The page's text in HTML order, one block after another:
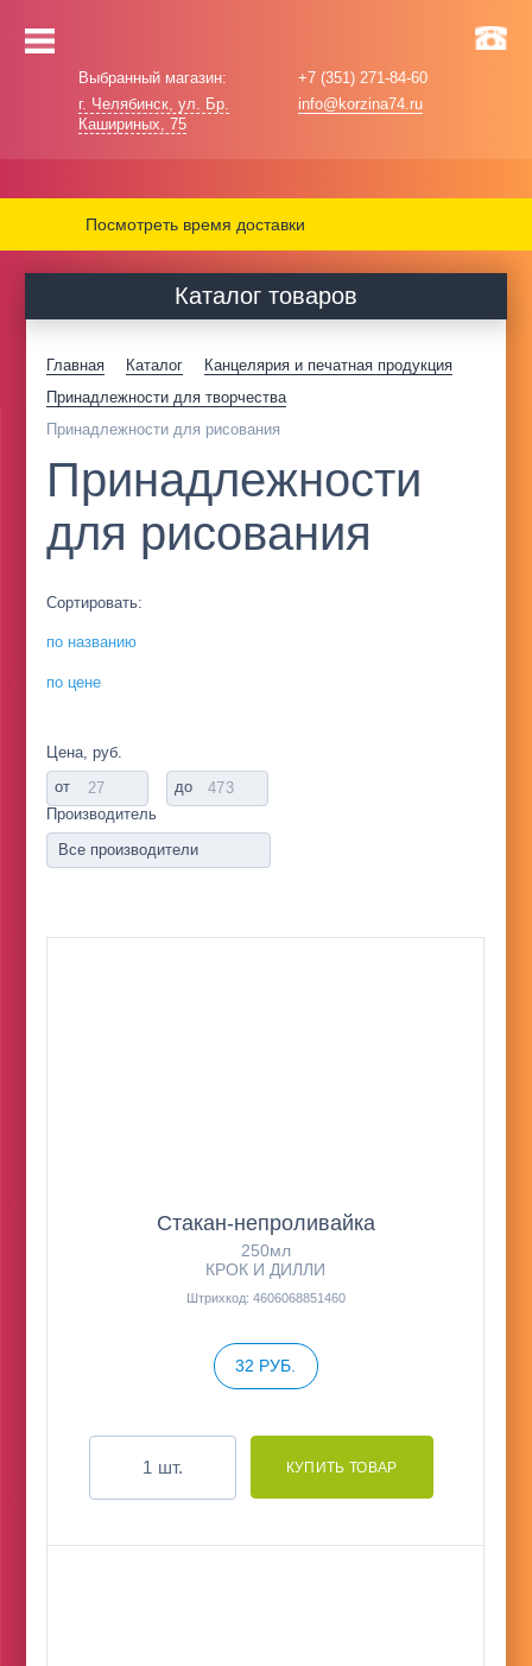
Выбранный магазин:
г. Челябинск, ул. Бр.
Кашириных, 75
+7 (351) 271-84-60
info@korzina74.ru
Посмотреть время доставки
Каталог товаров
Главная Каталог
Канцелярия и печатная продукция
Принадлежности для творчества
Принадлежности для рисования
Принадлежности
для рисования
Сортировать:
по названию
по цене
Цена, руб.
от
до
Производитель
Все производители
Стакан-непроливайка
250мл
КРОК И ДИЛЛИ
Штрихкод: 4606068851460
32 РУБ.
шт.